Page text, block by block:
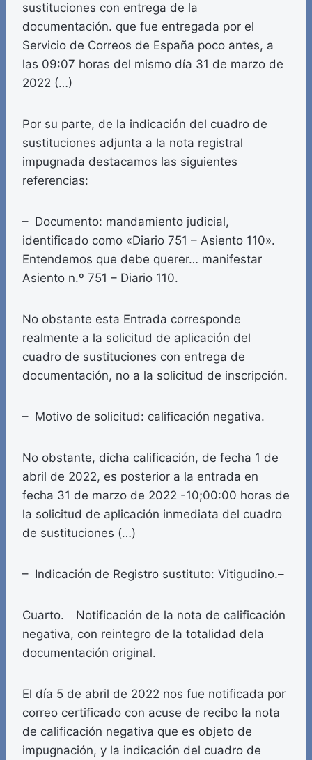
sustituciones con entrega de la
documentación. que fue entregada por el
Servicio de Correos de España poco antes, a
las 09:07 horas del mismo día 31 de marzo de
2022 (…)
Por su parte, de la indicación del cuadro de
sustituciones adjunta a la nota registral
impugnada destacamos las siguientes
referencias:
– Documento: mandamiento judicial,
identificado como «Diario 751 – Asiento 110».
Entendemos que debe querer… manifestar
Asiento n.º 751 – Diario 110.
No obstante esta Entrada corresponde
realmente a la solicitud de aplicación del
cuadro de sustituciones con entrega de
documentación, no a la solicitud de inscripción.
– Motivo de solicitud: calificación negativa.
No obstante, dicha calificación, de fecha 1 de
abril de 2022, es posterior a la entrada en
fecha 31 de marzo de 2022 -10;00:00 horas de
la solicitud de aplicación inmediata del cuadro
de sustituciones (…)
– Indicación de Registro sustituto: Vitigudino.–
Cuarto. Notificación de la nota de calificación
negativa, con reintegro de la totalidad dela
documentación original.
El día 5 de abril de 2022 nos fue notificada por
correo certificado con acuse de recibo la nota
de calificación negativa que es objeto de
impugnación, y la indicación del cuadro de